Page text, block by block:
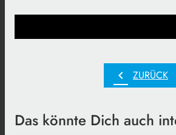
chevron_left ZURÜCK
Das könnte Dich auch